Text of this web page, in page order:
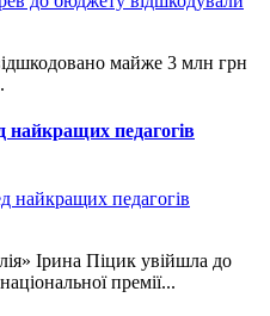
майже 3 млн грн
найкращих педагогів
Ірина Піцик увійшла до
премії...